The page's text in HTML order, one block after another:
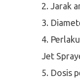
Jarak
Jet
Dosis